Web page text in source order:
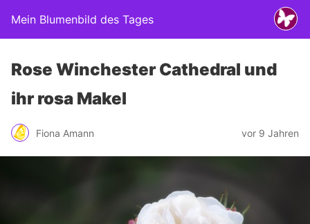
Mein Blumenbild des Tages
Rose Winchester Cathedral und
ihr rosa Makel
Fiona Amann vor 9 Jahren